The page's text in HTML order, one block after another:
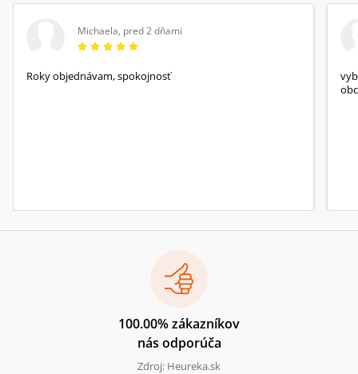
Michaela, pred 2 dňami
Roky objednávam, spokojnosť
100.00% zákazníkov
nás odporúča
Zdroj: Heureka.sk